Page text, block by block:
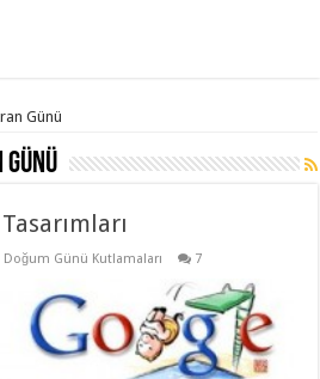
Günü
Doğum Günü Kutlamaları 7